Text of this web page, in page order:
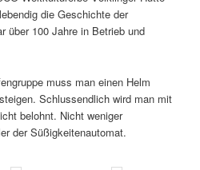
die Geschichte der
über 100 Jahre in Betrieb und
muss man einen Helm
Schlussendlich wird man mit
belohnt. Nicht weniger
der Süßigkeitenautomat.